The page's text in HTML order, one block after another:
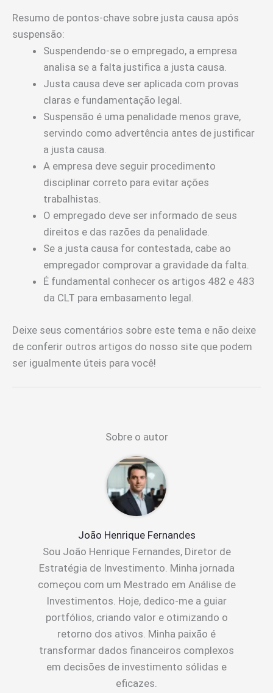
Resumo de pontos-chave sobre justa causa após
suspensão:
Suspendendo-se o empregado, a empresa
analisa se a falta justifica a justa causa.
Justa causa deve ser aplicada com provas
claras e fundamentação legal.
Suspensão é uma penalidade menos grave,
servindo como advertência antes de justificar
a justa causa.
A empresa deve seguir procedimento
disciplinar correto para evitar ações
trabalhistas.
O empregado deve ser informado de seus
direitos e das razões da penalidade.
Se a justa causa for contestada, cabe ao
empregador comprovar a gravidade da falta.
É fundamental conhecer os artigos 482 e 483
da CLT para embasamento legal.
Deixe seus comentários sobre este tema e não deixe
de conferir outros artigos do nosso site que podem
ser igualmente úteis para você!
Sobre o autor
João Henrique Fernandes
Sou João Henrique Fernandes, Diretor de
Estratégia de Investimento. Minha jornada
começou com um Mestrado em Análise de
Investimentos. Hoje, dedico-me a guiar
portfólios, criando valor e otimizando o
retorno dos ativos. Minha paixão é
transformar dados financeiros complexos
em decisões de investimento sólidas e
eficazes.